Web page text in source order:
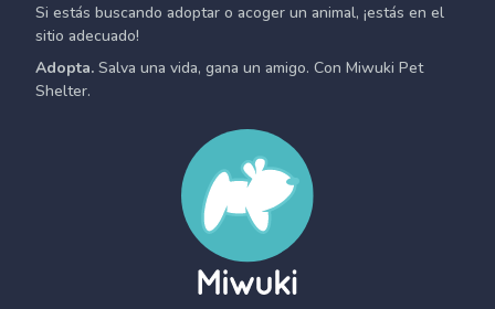
Si estás buscando adoptar o acoger un animal, ¡estás en el
sitio adecuado!
Adopta. Salva una vida, gana un amigo. Con Miwuki Pet
Shelter.